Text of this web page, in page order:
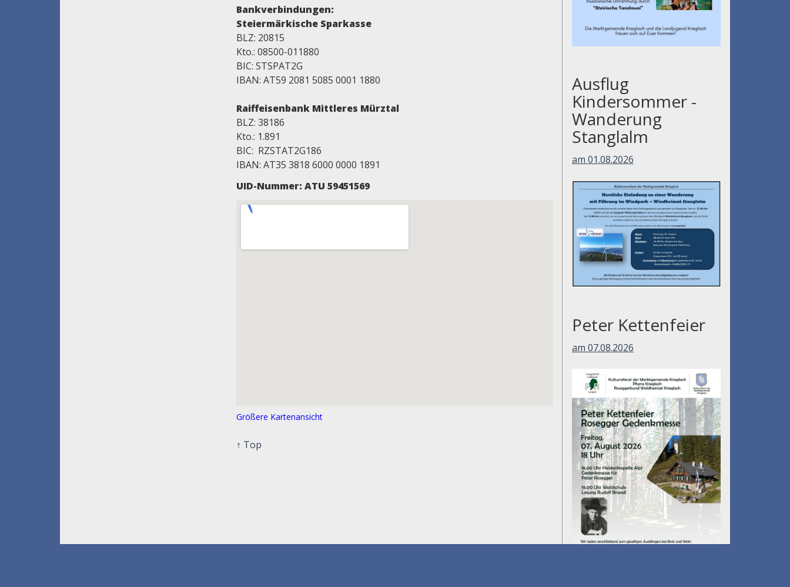
Bankverbindungen:
Steiermärkische Sparkasse
BLZ: 20815
Kto.: 08500-011880
BIC: STSPAT2G
IBAN: AT59 2081 5085 0001 1880
Raiffeisenbank Mittleres Mürztal
BLZ: 38186
Kto.: 1.891
BIC: RZSTAT2G186
IBAN: AT35 3818 6000 0000 1891
UID-Nummer: ATU 59451569
Größere Kartenansicht
↑ Top
Ausflug
Kindersommer -
Wanderung
Stanglalm
am 01.08.2026
Peter Kettenfeier
am 07.08.2026